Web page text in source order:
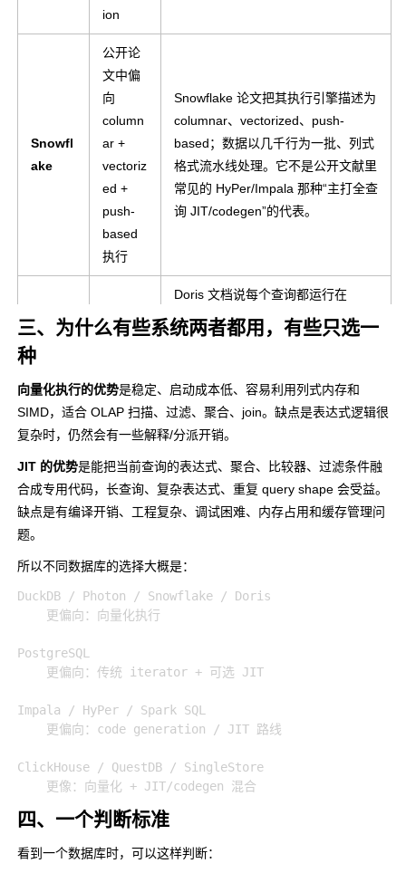
ion
Snowfl
ake
公开论
文中偏
向
column
ar +
vectoriz
ed +
push-
based
执行
Snowflake 论文把其执行引擎描述为
columnar、vectorized、push-
based；数据以几千行为一批、列式
格式流水线处理。它不是公开文献里
常见的 HyPer/Impala 那种“主打全查
询 JIT/codegen”的代表。
Apach
e Doris
偏向向
Doris 文档说每个查询都运行在
vectorized engine 上，Block 最多
4096 行；这类设计主要押注
SQL JIT 作为核心路线。(Doris)
Postgr
eSQL
偏传统
PostgreSQL 官方文档说明其 JIT 主
要加速表达式求值和 tuple
deforming；它不是
ClickHouse/DuckDB 那种以向量化
OLAP 执行为核心的系统。
Impala
/ HyPer
SQL
偏 code
generat
ion /
tion 路
Photon 论文把 Spark SQL、
HyPer、Apache Impala 归到 code-
interpreted vectorized design 一
三、为什么有些系统两者都用，有些只选一
种
向量化执行的优势是稳定、启动成本低、容易利用列式内存和
SIMD，适合 OLAP 扫描、过滤、聚合、join。缺点是表达式逻辑很
复杂时，仍然会有一些解释/分派开销。
JIT 的优势是能把当前查询的表达式、聚合、比较器、过滤条件融
合成专用代码，长查询、复杂表达式、重复 query shape 会受益。
缺点是有编译开销、工程复杂、调试困难、内存占用和缓存管理问
题。
所以不同数据库的选择大概是：
DuckDB / Photon / Snowflake / Doris
PostgreSQL
Impala / HyPer / Spark SQL
ClickHouse / QuestDB / SingleStore
四、一个判断标准
看到一个数据库时，可以这样判断：